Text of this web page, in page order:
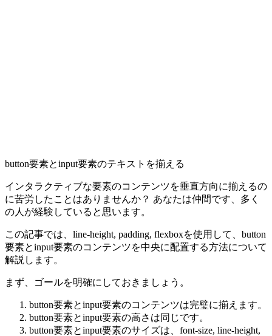
button要素とinput要素のテキストを揃える
インタラクティブな要素のコンテンツを垂直方向に揃えるの
に苦労したことはありませんか？ あなたは仲間です、多く
の人が経験していると思います。
この記事では、 line-height, padding, flexboxを使用して、 button
要素とinput要素のコンテンツを中央に配置する方法について
解説します。
まず、ゴールを明確にしておきましょう。
button要素とinput要素のコンテンツは完璧に揃えます。
button要素とinput要素の高さは同じです。
button要素とinput要素のサイズは、 font-size, line-height,